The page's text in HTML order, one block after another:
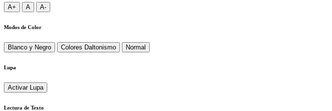
A+ A A-
Modos de Color
Blanco y Negro Colores Daltonismo Normal
Lupa
Activar Lupa
Lectura de Texto